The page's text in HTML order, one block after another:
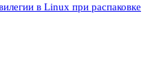
в Linux при распаковке